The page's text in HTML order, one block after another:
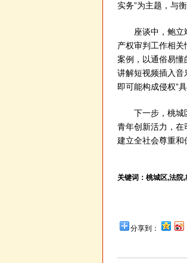
实务”为主题，与
座谈中，鲍立斌
产权审判工作相
案例，以通俗易懂
讲解短视频插入音
即可能构成侵权”
下一步，桃城区
青年创新活力，在
建立全社会尊重和
关键词： 桃城区,法院
分享到：